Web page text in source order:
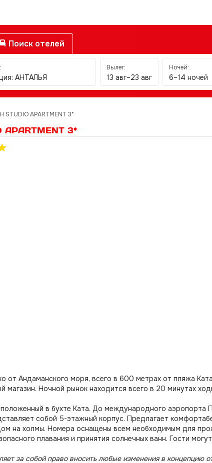
Поиск отелей
АНТАЛЬЯ
Вылет:
13 авг–23 авг
Ночей:
6–14 ночей
STUDIO APARTMENT 3*
APARTMENT 3*
от Андаманского моря, всего в 600 метрах от пляжа
магазин. Ночной рынок находится всего в 20 минутах
в бухте Ката. До международного аэропорта
собой 5-этажный корпус. Предлагает
на холмы. Номера оснащены всем необходимым для
плавания и принятия солнечных ванн. Гости
за собой право вносить любые изменения в концепцию